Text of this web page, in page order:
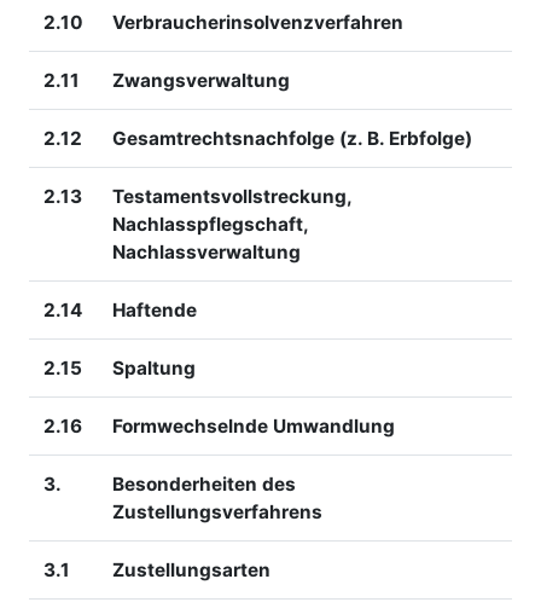
2.10 Verbraucherinsolvenzverfahren
2.11 Zwangsverwaltung
2.12 Gesamtrechtsnachfolge (z. B. Erbfolge)
2.13
Testamentsvollstreckung,
Nachlasspflegschaft,
Nachlassverwaltung
2.14 Haftende
2.15 Spaltung
2.16 Formwechselnde Umwandlung
3.
Besonderheiten des
Zustellungsverfahrens
3.1 Zustellungsarten